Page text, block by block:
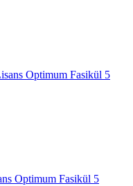
Optimum Fasikül 5